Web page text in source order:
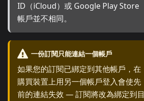
ID（iCloud）或 Google Play Store
帳戶並不相同。
一份訂閱只能連結一個帳戶
如果您的訂閱已綁定到其他帳戶，在
購買裝置上用另一個帳戶登入會使先
前的連結失效 — 訂閱將改為綁定到目